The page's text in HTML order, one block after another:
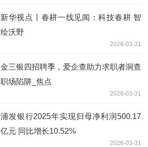
新华视点丨春耕一线见闻：科技春耕 智
绘沃野
2026-03-31
金三银四招聘季，爱企查助力求职者洞查
职场陷阱_焦点
2026-03-31
浦发银行2025年实现归母净利润500.17
亿元 同比增长10.52%
2026-03-31